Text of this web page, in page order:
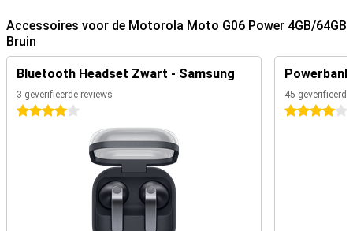
Accessoires voor de Motorola Moto G06 Power 4GB/64GB
Bruin
Bluetooth Headset Zwart - Samsung
3 geverifieerde reviews
4 sterren
45
4 sterren